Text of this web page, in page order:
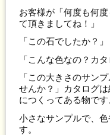
お客様が「何度も何
て頂きましてね！」
「この石でしたか？」
「こんな色なの？カ
「この大きさのサン
せんか？」カタログ
につくってある物です
小さなサンプルで、
す。